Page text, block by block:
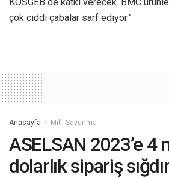
çok ciddi çabalar sarf ediyor.”
Anasayfa Milli Savunma
ASELSAN 2023’e 4
dolarlık sipariş